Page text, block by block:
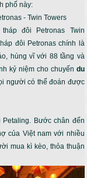
phố này:
- Twin Towers
tháp đôi Petronas Twin
đôi Petronas chính là
hùng vĩ với 88 tầng và
kỷ niệm cho chuyến du
người có thể đoán được
Bước chân đến
của Việt nam với nhiều
mua kì kèo, thỏa thuận